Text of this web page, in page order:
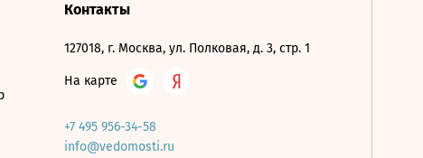
Контакты
127018, г. Москва, ул. Полковая, д. 3, стр. 1
На карте
+7 495 956-34-58
info@vedomosti.ru